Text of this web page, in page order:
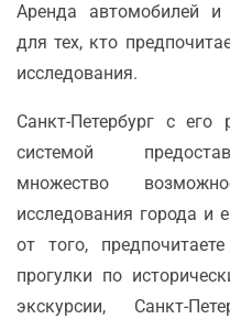
Аренда автомобилей и
для тех, кто
исследования.
Санкт-Петербург с его
системой
множество
исследования города и
от того,
прогулки по
экскурсии, Санкт-